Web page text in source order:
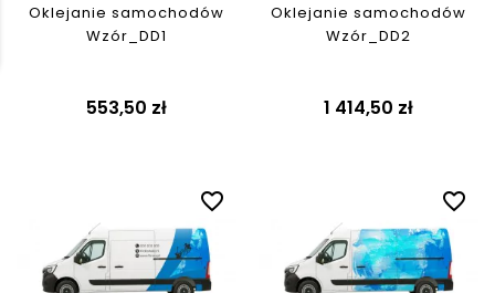
Oklejanie samochodów
Wzór_DD1
553,50 zł
Oklejanie samochodów
Wzór_DD2
1 414,50 zł
favorite_border favorite_border